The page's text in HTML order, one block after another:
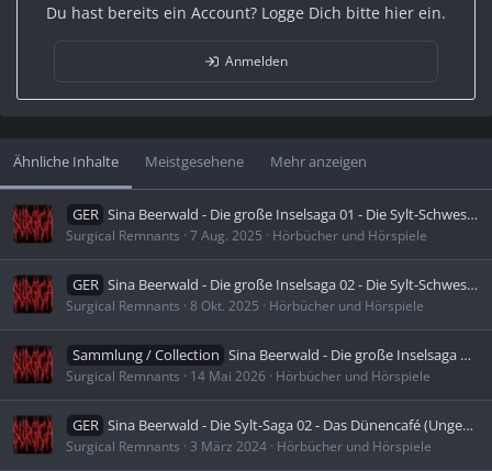
Du hast bereits ein Account? Logge Dich bitte hier ein.
Anmelden
Ähnliche Inhalte Meistgesehene Mehr anzeigen
GER Sina Beerwald - Die große Inselsaga 01 - Die Sylt-Schwestern - Schicksalhafte Stunden (Ungekürzt)
Surgical Remnants 7 Aug. 2025 Hörbücher und Hörspiele
GER Sina Beerwald - Die große Inselsaga 02 - Die Sylt-Schwestern - Stürmische Tage (Ungekürzt)
Surgical Remnants 8 Okt. 2025 Hörbücher und Hörspiele
Sammlung / Collection Sina Beerwald - Die große Inselsaga 01 - 03 (Ungekürzt)
Surgical Remnants 14 Mai 2026 Hörbücher und Hörspiele
GER Sina Beerwald - Die Sylt-Saga 02 - Das Dünencafé (Ungekürzt)
Surgical Remnants 3 März 2024 Hörbücher und Hörspiele